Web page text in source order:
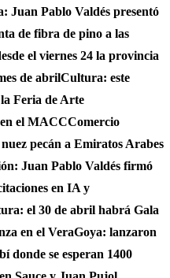
Juan Pablo Valdés presentó
de fibra de pino a las
el viernes 24 la provincia
de abrilCultura: este
Feria de Arte
el MACCComercio
pecán a Emiratos Arabes
Juan Pablo Valdés firmó
en IA y
el 30 de abril habrá Gala
en el VeraGoya: lanzaron
donde se esperan 1400